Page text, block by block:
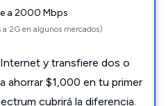
a 2000 Mbps
2G en algunos mercados)
y transfiere dos o
ahorrar $1,000 en tu primer
cubrirá la diferencia.